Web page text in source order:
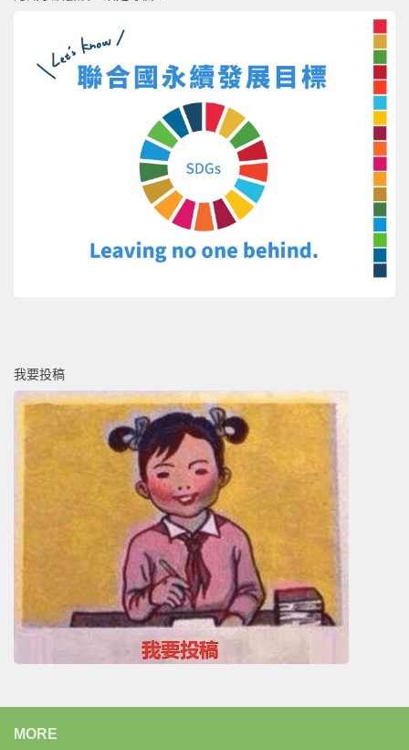
我要投稿
MORE